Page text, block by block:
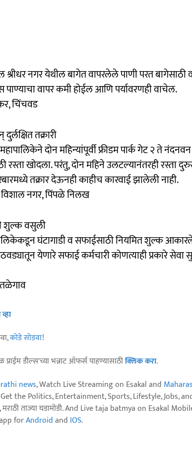
नगर येथील बागेत वापरलेले पाणी परत बागेसाठी
पाण्याचा वापर कमी होईल आणि पर्यावरणही वाचेल.
चिंचवड
तक्रारी
दोन महिन्यांपूर्वी फ्रीडम पार्क गेट २ ते
रस्ता खोदला. परंतु, दोन महिने उलटल्यानंतरही रस्ता
तक्रार देऊनही काहीच कारवाई झालेली नाही.
विशाल नगर, पिंपळे निलख
शुल्क वसुली
घंटागाडी व सफाईसाठी नियमित शुल्क
येणारे सफाई कर्मचारी कोणत्याही प्रकारे सेवा
कोडे सोडवा!
डील्स'च्या भन्नाट ऑफर्स पाहण्यासाठीक्लिक करा.
news, Watch Live Streaming on Esakal and
the Politics, Entertainment, Sports, Lifestyle, Jobs, and
मराठी ताज्या घडामोडी. And Live taja batmya on Esakal
forAndroidand IOS.